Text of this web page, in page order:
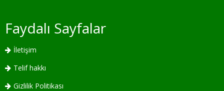
Faydalı Sayfalar
İletişim
Telif hakkı
Gizlilik Politikası